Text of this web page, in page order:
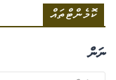
ކޮމެންޓްތައް
ނަން